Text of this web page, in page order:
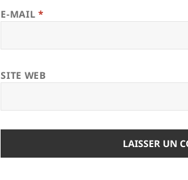
E-MAIL *
SITE WEB